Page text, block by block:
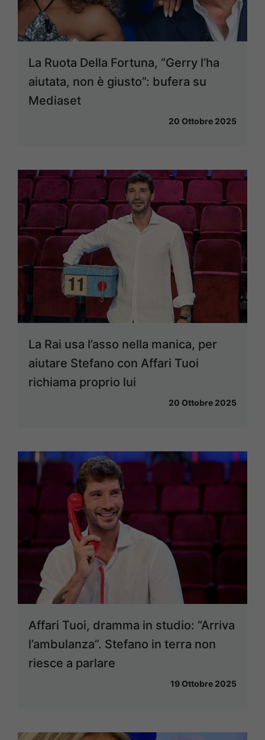
La Ruota Della Fortuna, “Gerry l’ha
aiutata, non è giusto”: bufera su
Mediaset
20 Ottobre 2025
La Rai usa l’asso nella manica, per
aiutare Stefano con Affari Tuoi
richiama proprio lui
20 Ottobre 2025
Affari Tuoi, dramma in studio: “Arriva
l’ambulanza”. Stefano in terra non
riesce a parlare
19 Ottobre 2025